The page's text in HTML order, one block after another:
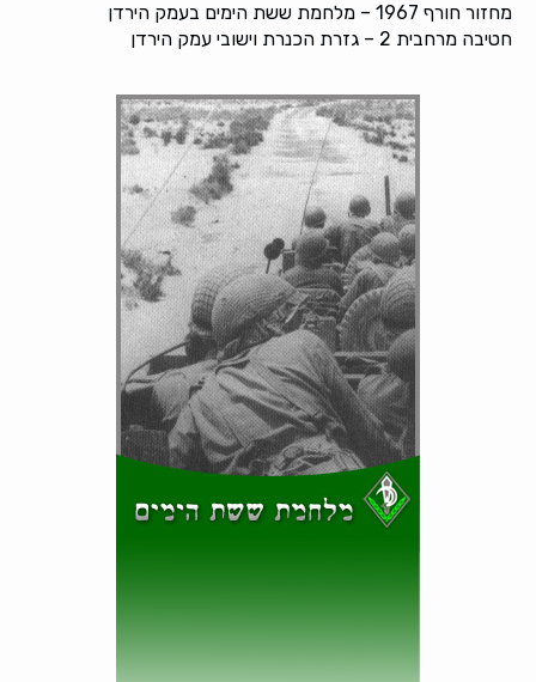
מחזור חורף 1967 – מלחמת ששת הימים בעמק הירדן
חטיבה מרחבית 2 – גזרת הכנרת וישובי עמק הירדן